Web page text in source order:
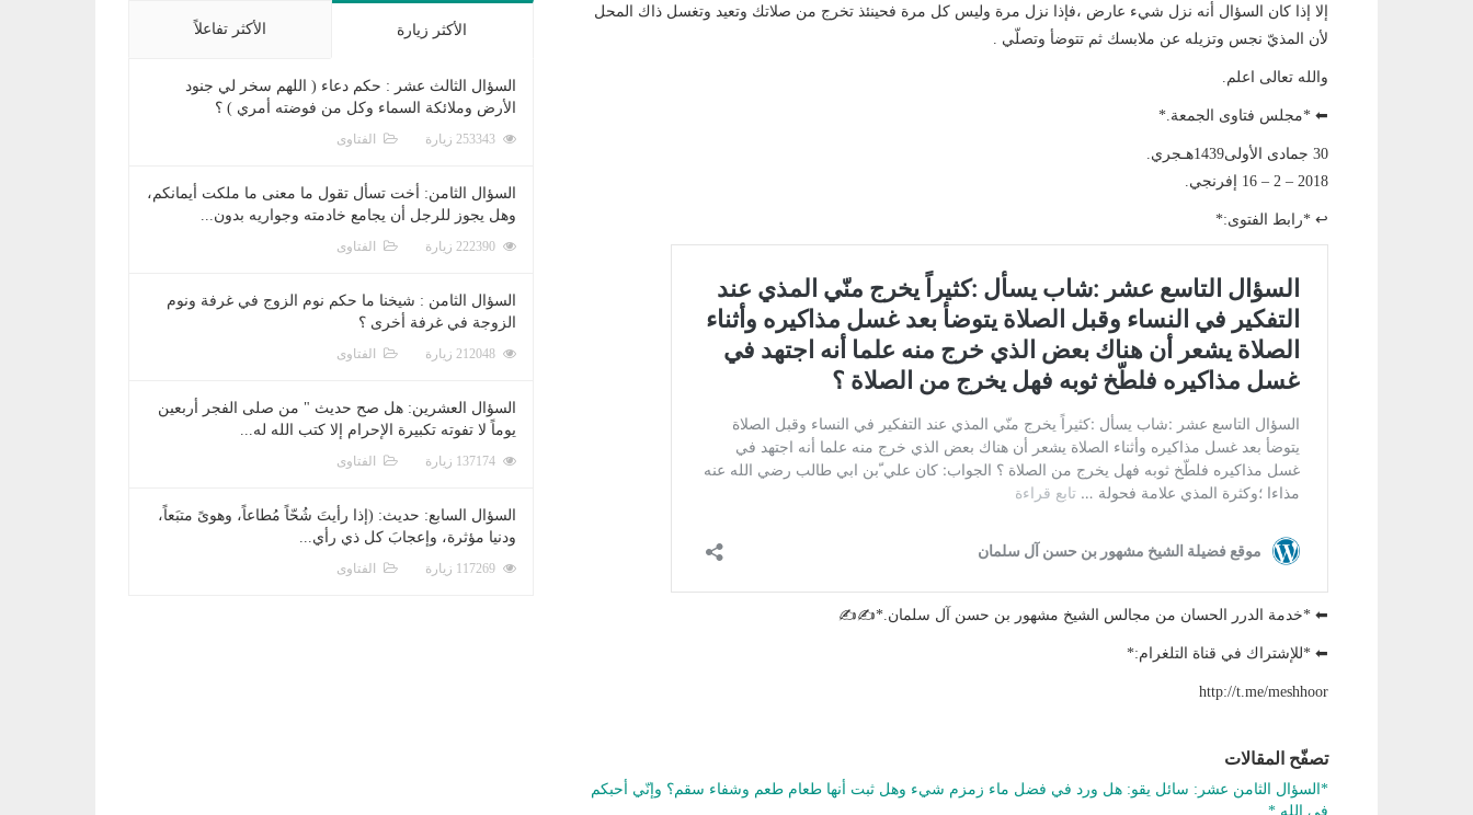
إلا إذا كان السؤال أنه نزل شيء عارض ،فإذا نزل مرة وليس كل مرة فحينئذ تخرج من صلاتك وتعيد وتغسل ذاك المحل
لأن المذيّ نجس وتزيله عن ملابسك ثم تتوضأ وتصلّي .
والله تعالى اعلم.
⬅ *مجلس فتاوى الجمعة.*
30 جمادى الأولى1439هـجري.
2018 – 2 – 16 إفرنجي.
↩ *رابط الفتوى:*
⬅ *خدمة الدرر الحسان من مجالس الشيخ مشهور بن حسن آل سلمان.*✍✍
⬅ *للإشتراك في قناة التلغرام:*
http://t.me/meshhoor
تصفّح المقالات
*السؤال الثامن عشر: سائل يقو: هل ورد في فضل ماء زمزم شيء وهل ثبت أنها طعام طعم وشفاء سقم؟ وإنّي أحبكم
في الله.*
الأكثر زيارة الأكثر تفاعلاً
السؤال الثالث عشر : حكم دعاء ( اللهم سخر لي جنود
الأرض وملائكة السماء وكل من فوضته أمري ) ؟
الفتاوى
السؤال الثامن: أخت تسأل تقول ما معنى ما ملكت أيمانكم،
وهل يجوز للرجل أن يجامع خادمته وجواريه بدون...
الفتاوى
السؤال الثامن : شيخنا ما حكم نوم الزوج في غرفة ونوم
الزوجة في غرفة أخرى ؟
الفتاوى
السؤال العشرين: هل صح حديث " من صلى الفجر أربعين
يوماً لا تفوته تكبيرة الإحرام إلا كتب الله له...
الفتاوى
السؤال السابع: حديث: (إذا رأيتَ شُحّاً مُطاعاً، وهوىً متبَعاً،
ودنيا مؤثرة، وإعجابَ كل ذي رأي...
الفتاوى